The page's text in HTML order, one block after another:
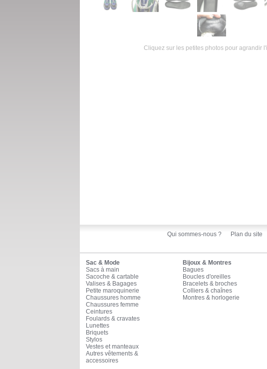
Cliquez sur les petites photos pour agrandir
Qui sommes-nous ? Plan du site
Sac & Mode
Sacs à main
Sacoche & cartable
Valises & Bagages
Petite maroquinerie
Chaussures homme
Chaussures femme
Ceintures
Foulards & cravates
Lunettes
Briquets
Stylos
Vestes et manteaux
Autres vêtements &
accessoires
Bijoux & Montres
Bagues
Boucles d'oreilles
Bracelets & broches
Colliers & chaînes
Montres & horlogerie